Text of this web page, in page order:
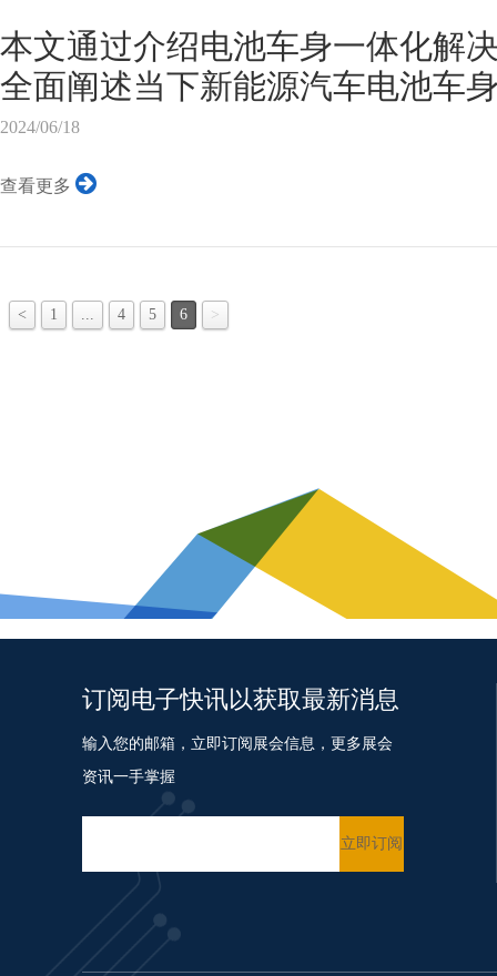
能配置出众比亚迪海豚在智能科
亮点。首先,其搭载的全面360度
本文通过介绍电池车身一体化解
全面阐述当下新能源汽车电池车
势与挑战。实践证明，电池车身
化与电池空间利用率方面表现出
和轻量化水平提升，以及生产效
随着新能源汽车渗透率的快速提
够充电更快、跑得更远，这推动
2024/06/18
查看更多
< 1 ... 4 5 6 >
订阅电子快讯以获取最新消息
输入您的邮箱，立即订阅展会信息，更多展会
资讯一手掌握